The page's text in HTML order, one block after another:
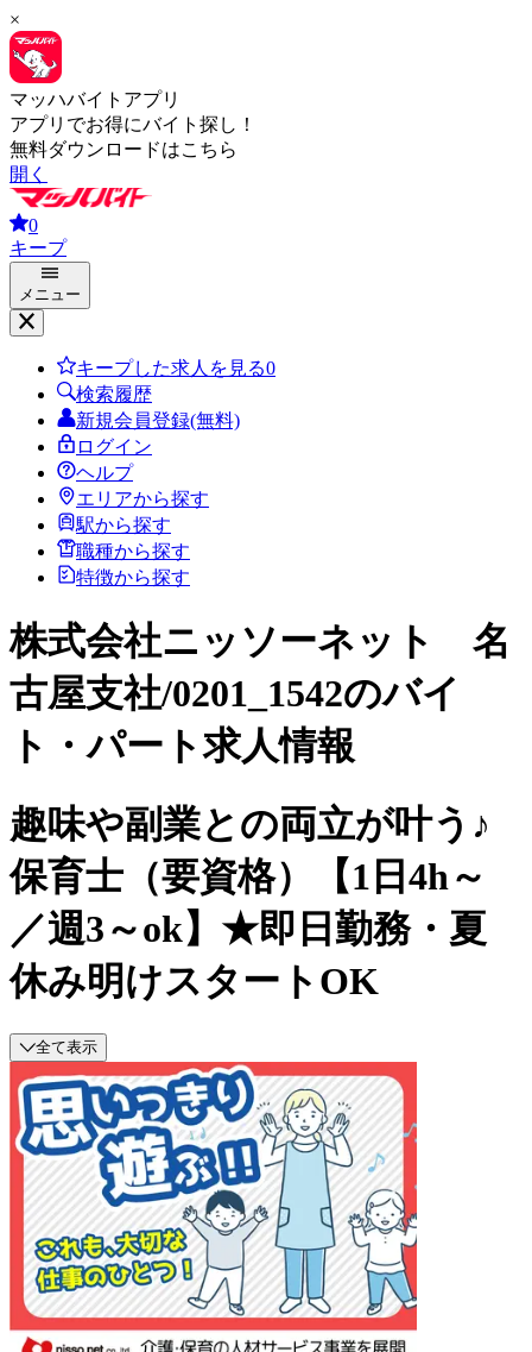
×
マッハバイトアプリ
アプリでお得にバイト探し！
無料ダウンロードはこちら
開く
0
キープ
メニュー
キープした求人を見る0
検索履歴
新規会員登録(無料)
ログイン
ヘルプ
エリアから探す
駅から探す
職種から探す
特徴から探す
株式会社ニッソーネット 名
古屋支社/0201_1542のバイ
ト・パート求人情報
趣味や副業との両立が叶う♪
保育士（要資格）【1日4h～
／週3～ok】★即日勤務・夏
休み明けスタートOK
全て表示